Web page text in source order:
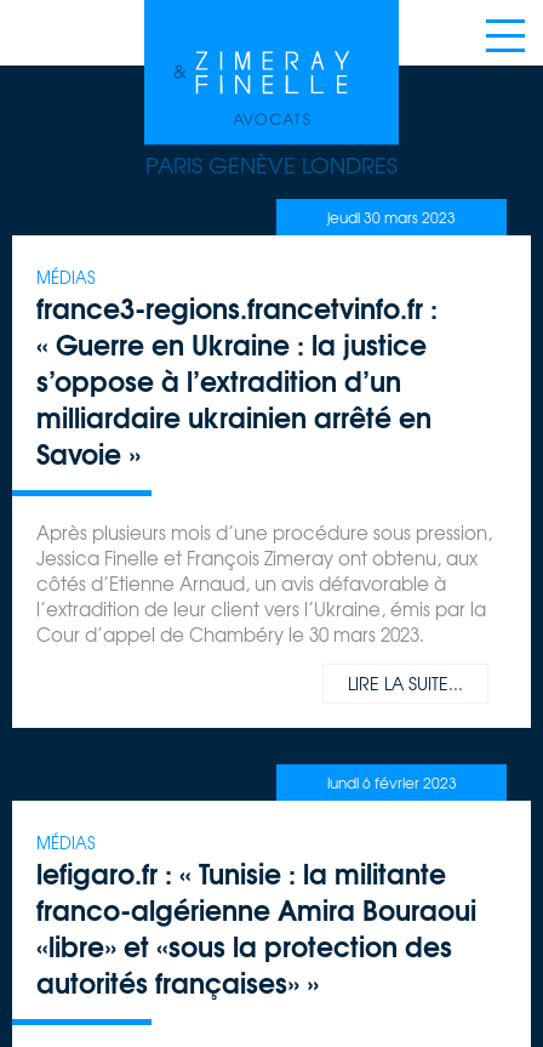
PARIS GENÈVE LONDRES
jeudi 30 mars 2023
MÉDIAS
france3-regions.francetvinfo.fr :
« Guerre en Ukraine : la justice
s’oppose à l’extradition d’un
milliardaire ukrainien arrêté en
Savoie »
Après plusieurs mois d’une procédure sous pression,
Jessica Finelle et François Zimeray ont obtenu, aux
côtés d’Etienne Arnaud, un avis défavorable à
l’extradition de leur client vers l’Ukraine, émis par la
Cour d’appel de Chambéry le 30 mars 2023.
LIRE LA SUITE...
lundi 6 février 2023
MÉDIAS
lefigaro.fr : « Tunisie : la militante
franco-algérienne Amira Bouraoui
«libre» et «sous la protection des
autorités françaises» »